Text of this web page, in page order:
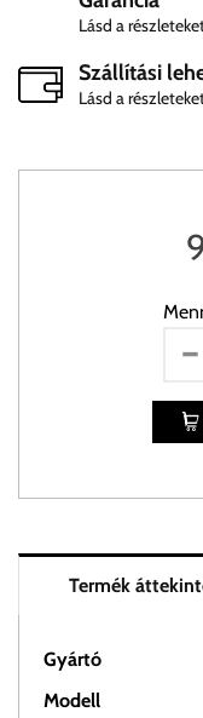
Lásd a
Szállítási
Lásd a
Termék
Gyártó
Modell